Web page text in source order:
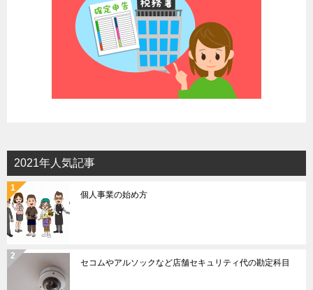
2021年人気記事
個人事業の始め方
セコムやアルソックなど店舗セキュリティ代の勘定科目